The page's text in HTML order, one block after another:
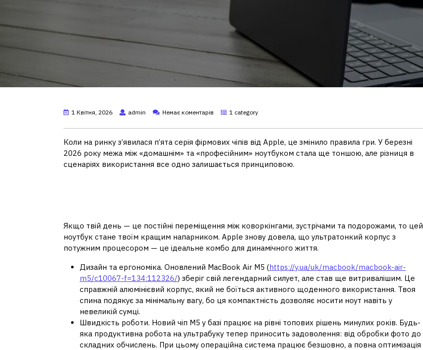
1 Квітня, 2026 admin Немає коментарів 1 category
Коли на ринку з’явилася п’ята серія фірмових чіпів від Apple, це змінило правила гри. У березні
2026 року межа між «домашнім» та «професійним» ноутбуком стала ще тоншою, але різниця в
сценаріях використання все одно залишається принциповою.
Якщо твій день — це постійні переміщення між коворкінгами, зустрічами та подорожами, то цей
ноутбук стане твоїм кращим напарником. Apple знову довела, що ультратонкий корпус з
потужним процесором — це ідеальне комбо для динамічного життя.
Дизайн та ергономіка. Оновлений MacBook Air M5 (https://y.ua/uk/macbook/macbook-air-
m5/c10067-f=134:112326/) зберіг свій легендарний силует, але став ще витривалішим. Це
справжній алюмінієвий корпус, який не боїться активного щоденного використання. Твоя
спина подякує за мінімальну вагу, бо ця компактність дозволяє носити ноут навіть у
невеликій сумці.
Швидкість роботи. Новий чіп M5 у базі працює на рівні топових рішень минулих років. Будь-
яка продуктивна робота на ультрабуку тепер приносить задоволення: від обробки фото до
складних обчислень. При цьому операційна система працює безшовно, а повна оптимізація